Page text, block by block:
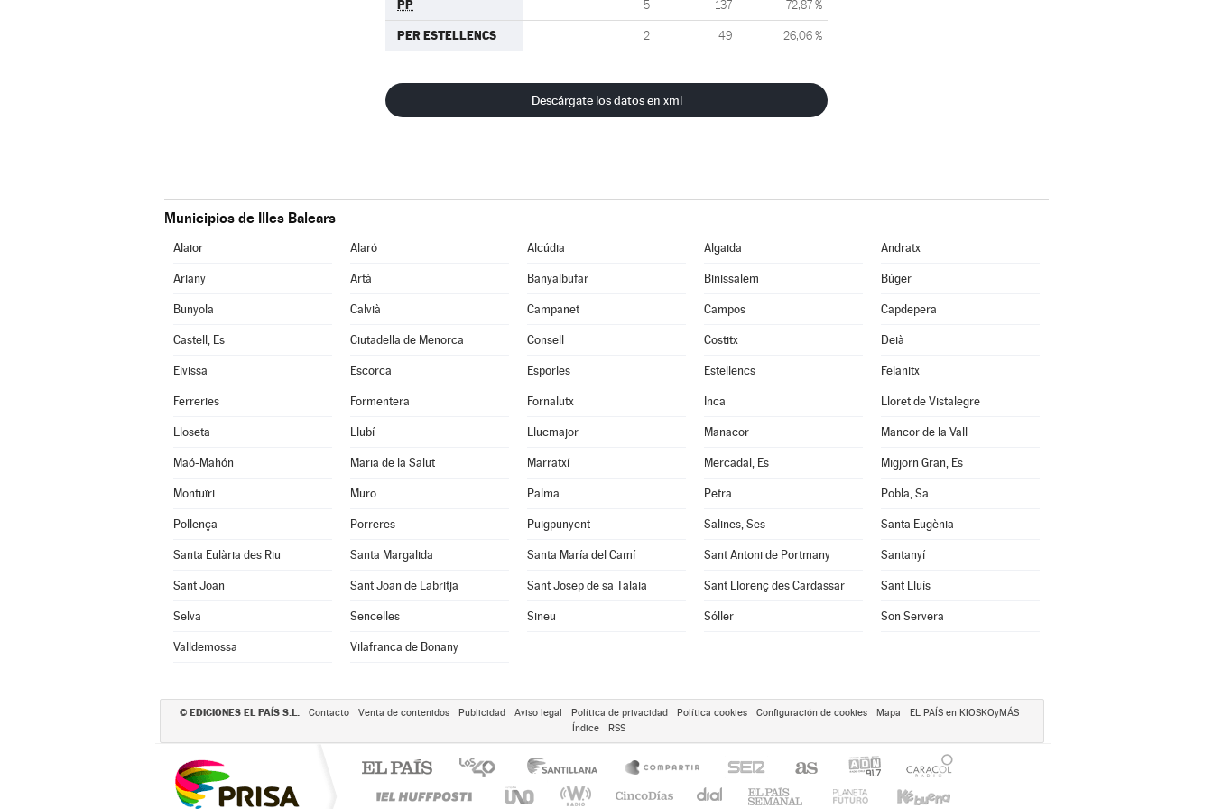
PP 5 137 72,87 %
PER ESTELLENCS 2 49 26,06 %
Descárgate los datos en xml
Municipios de Illes Balears
Alaior Alaró Alcúdia Algaida Andratx
Ariany Artà Banyalbufar Binissalem Búger
Bunyola Calvià Campanet Campos Capdepera
Castell, Es Ciutadella de Menorca Consell Costitx Deià
Eivissa Escorca Esporles Estellencs Felanitx
Ferreries Formentera Fornalutx Inca Lloret de Vistalegre
Lloseta Llubí Llucmajor Manacor Mancor de la Vall
Maó-Mahón Maria de la Salut Marratxí Mercadal, Es Migjorn Gran, Es
Montuïri Muro Palma Petra Pobla, Sa
Pollença Porreres Puigpunyent Salines, Ses Santa Eugènia
Santa Eulària des Riu Santa Margalida Santa María del Camí Sant Antoni de Portmany Santanyí
Sant Joan Sant Joan de Labritja Sant Josep de sa Talaia Sant Llorenç des Cardassar Sant Lluís
Selva Sencelles Sineu Sóller Son Servera
Valldemossa Vilafranca de Bonany
© EDICIONES EL PAÍS S.L. Contacto Venta de contenidos Publicidad Aviso legal Política de privacidad Política cookies Configuración de cookies Mapa
EL PAÍS en KIOSKOyMÁS
Índice
RSS